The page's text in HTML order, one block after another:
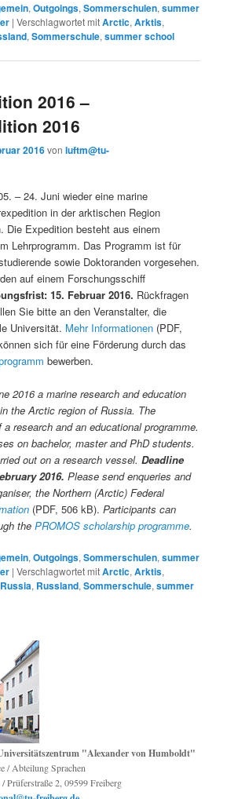
,Outgoings,Sommerschulen,summer
|Verschlagwortet mitArctic,Arktis,
,Sommerschule,summer school
2016 –
2016
2016vonluftm@tu-
– 24. Juni wieder eine marine
in der arktischen Region
Die Expedition besteht aus einem
Lehrprogramm. Das Programm ist für
sowie Doktoranden vorgesehen.
auf einem Forschungsschiff
15. Februar 2016. Rückfragen
Sie bitte an den Veranstalter, die
Universität. Mehr Informationen (PDF,
sich für eine Förderung durch das
bewerben.
2016 a marine research and education
the Arctic region of Russia. The
research and an educational programme.
on bachelor, master and PhD students.
out on a research vessel.Deadline
2016.Please send enqueries and
the Northern (Arctic) Federal
(PDF, 506 kB).Participants can
thePROMOS scholarship programme.
,Outgoings,Sommerschulen,summer
|Verschlagwortet mitArctic,Arktis,
Russia, Russland,Sommerschule,summer
"Alexander von Humboldt"
/ Abteilung Sprachen
Prüferstraße 2, 09599 Freiberg